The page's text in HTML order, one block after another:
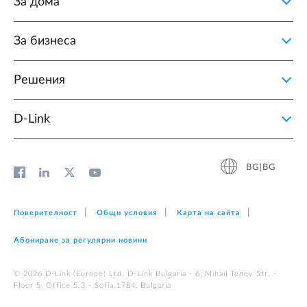
За бизнеса
Решения
D‑Link
BG|BG
Поверителност Общи условия Карта на сайта
Абониране за регулярни новини
© 2026 D‑Link (Europe) Ltd. D-Link Bulgaria - 6, Mihail Tenev Str. -
Floor 5, Office 5.3 - Sofia 1784, Bulgaria